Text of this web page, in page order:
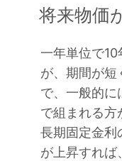
将来物価
一年単位で
が、期間が短
で、一般的
で組まれる方
長期固定金利
が上昇すれば